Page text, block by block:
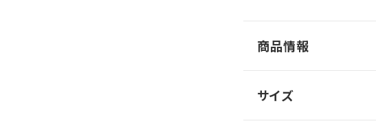
商品情報
サイズ